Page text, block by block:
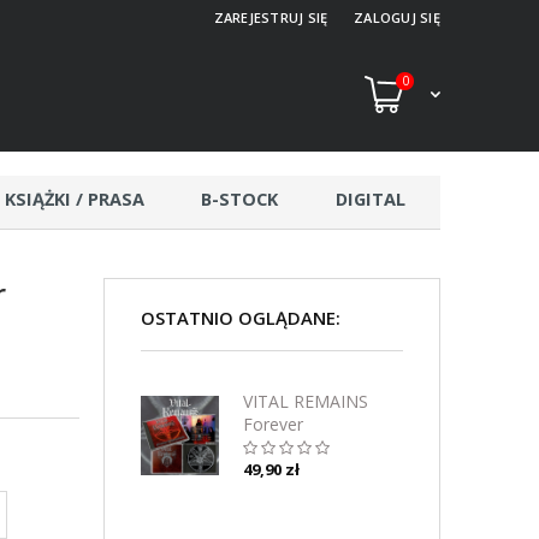
ZAREJESTRUJ SIĘ ZALOGUJ SIĘ
0
KSIĄŻKI / PRASA B-STOCK DIGITAL
OSTATNIO OGLĄDANE:
VITAL REMAINS
Forever
Underground CD
49,90 zł